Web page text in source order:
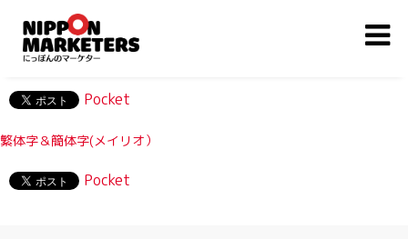
Pocket
繁体字＆簡体字(メイリオ）
Pocket